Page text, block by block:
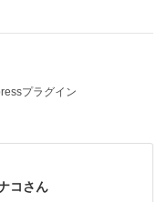
プラグイン
コさん